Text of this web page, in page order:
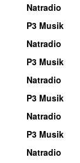
Natradio
P3 Musik
Natradio
P3 Musik
Natradio
P3 Musik
Natradio
P3 Musik
Natradio